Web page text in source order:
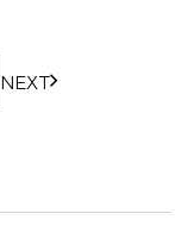
NEXT